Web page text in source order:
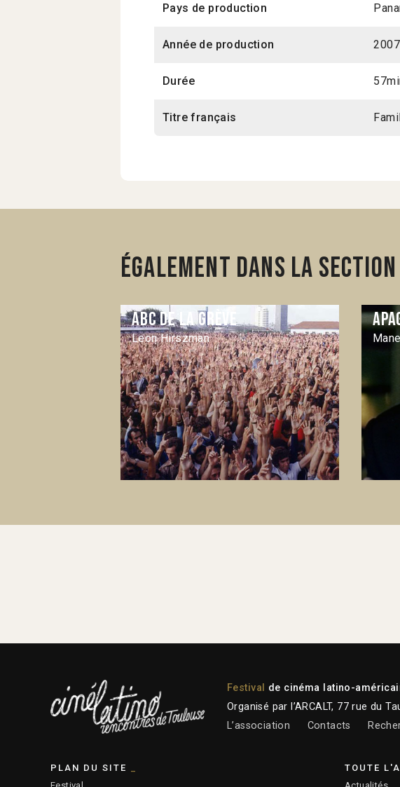
Pays de production
Année de production 2007
Durée
Titre français
Également dans la
ABC de la grève
Leon Hirszman
Festival
de cinéma latino-
Organisé par l’ARCALT, 77 rue du
L’association
Contacts
PLAN DU SITE
TOUTE